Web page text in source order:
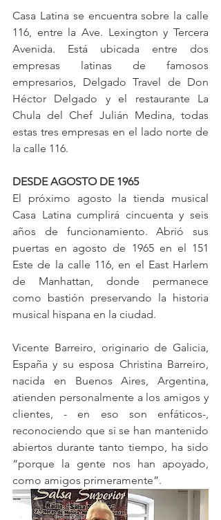
Casa Latina se encuentra sobre la calle
116, entre la Ave. Lexington y Tercera
Avenida. Está ubicada entre dos
empresas latinas de famosos
empresarios, Delgado Travel de Don
Héctor Delgado y el restaurante La
Chula del Chef Julián Medina, todas
estas tres empresas en el lado norte de
la calle 116.
DESDE AGOSTO DE 1965
El próximo agosto la tienda musical
Casa Latina cumplirá cincuenta y seis
años de funcionamiento. Abrió sus
puertas en agosto de 1965 en el 151
Este de la calle 116, en el East Harlem
de Manhattan, donde permanece
como bastión preservando la historia
musical hispana en la ciudad.
Vicente Barreiro, originario de Galicia,
España y su esposa Christina Barreiro,
nacida en Buenos Aires, Argentina,
atienden personalmente a los amigos y
clientes, - en eso son enfáticos-,
reconociendo que si se han mantenido
abiertos durante tanto tiempo, ha sido
“porque la gente nos han apoyado,
como amigos primeramente”.